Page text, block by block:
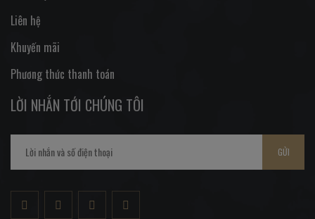
Liên hệ
Khuyến mãi
Phương thức thanh toán
LỜI NHẮN TỚI CHÚNG TÔI
GỬI